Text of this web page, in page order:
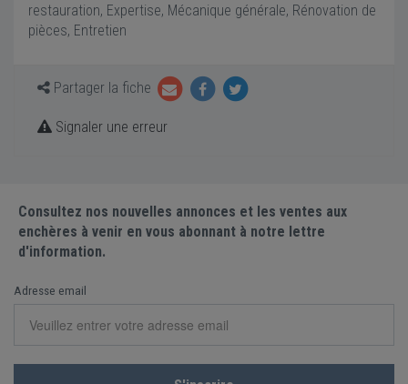
restauration, Expertise, Mécanique générale, Rénovation de
pièces, Entretien
Partager la fiche
Signaler une erreur
Consultez nos nouvelles annonces et les ventes aux
enchères à venir en vous abonnant à notre lettre
d'information.
Adresse email